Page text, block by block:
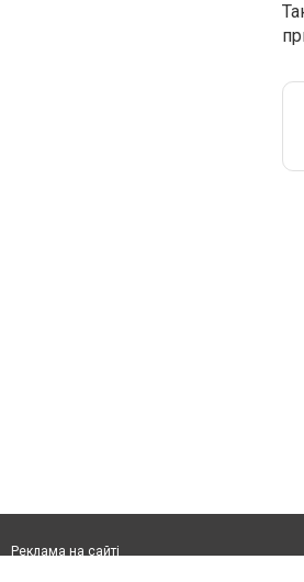
Реклама на сайті